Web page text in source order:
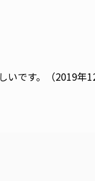
です。（2019年12